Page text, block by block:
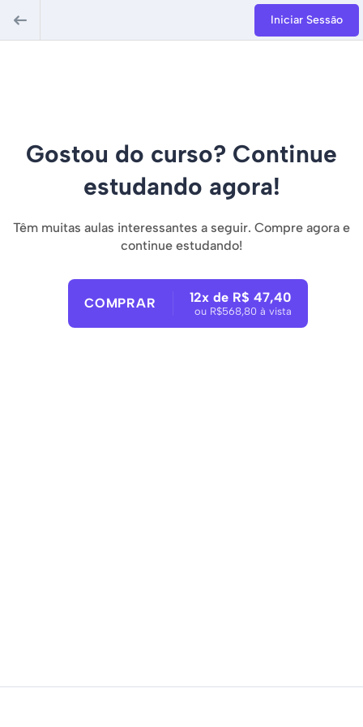
Iniciar Sessão
Gostou do curso? Continue
estudando agora!
Têm muitas aulas interessantes a seguir. Compre agora e
continue estudando!
COMPRAR 12x de R$ 47,40
ou R$568,80 à vista